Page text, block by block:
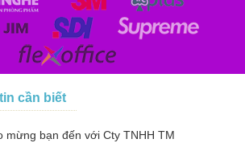
cần biết
mừng bạn đến với Cty TNHH TM